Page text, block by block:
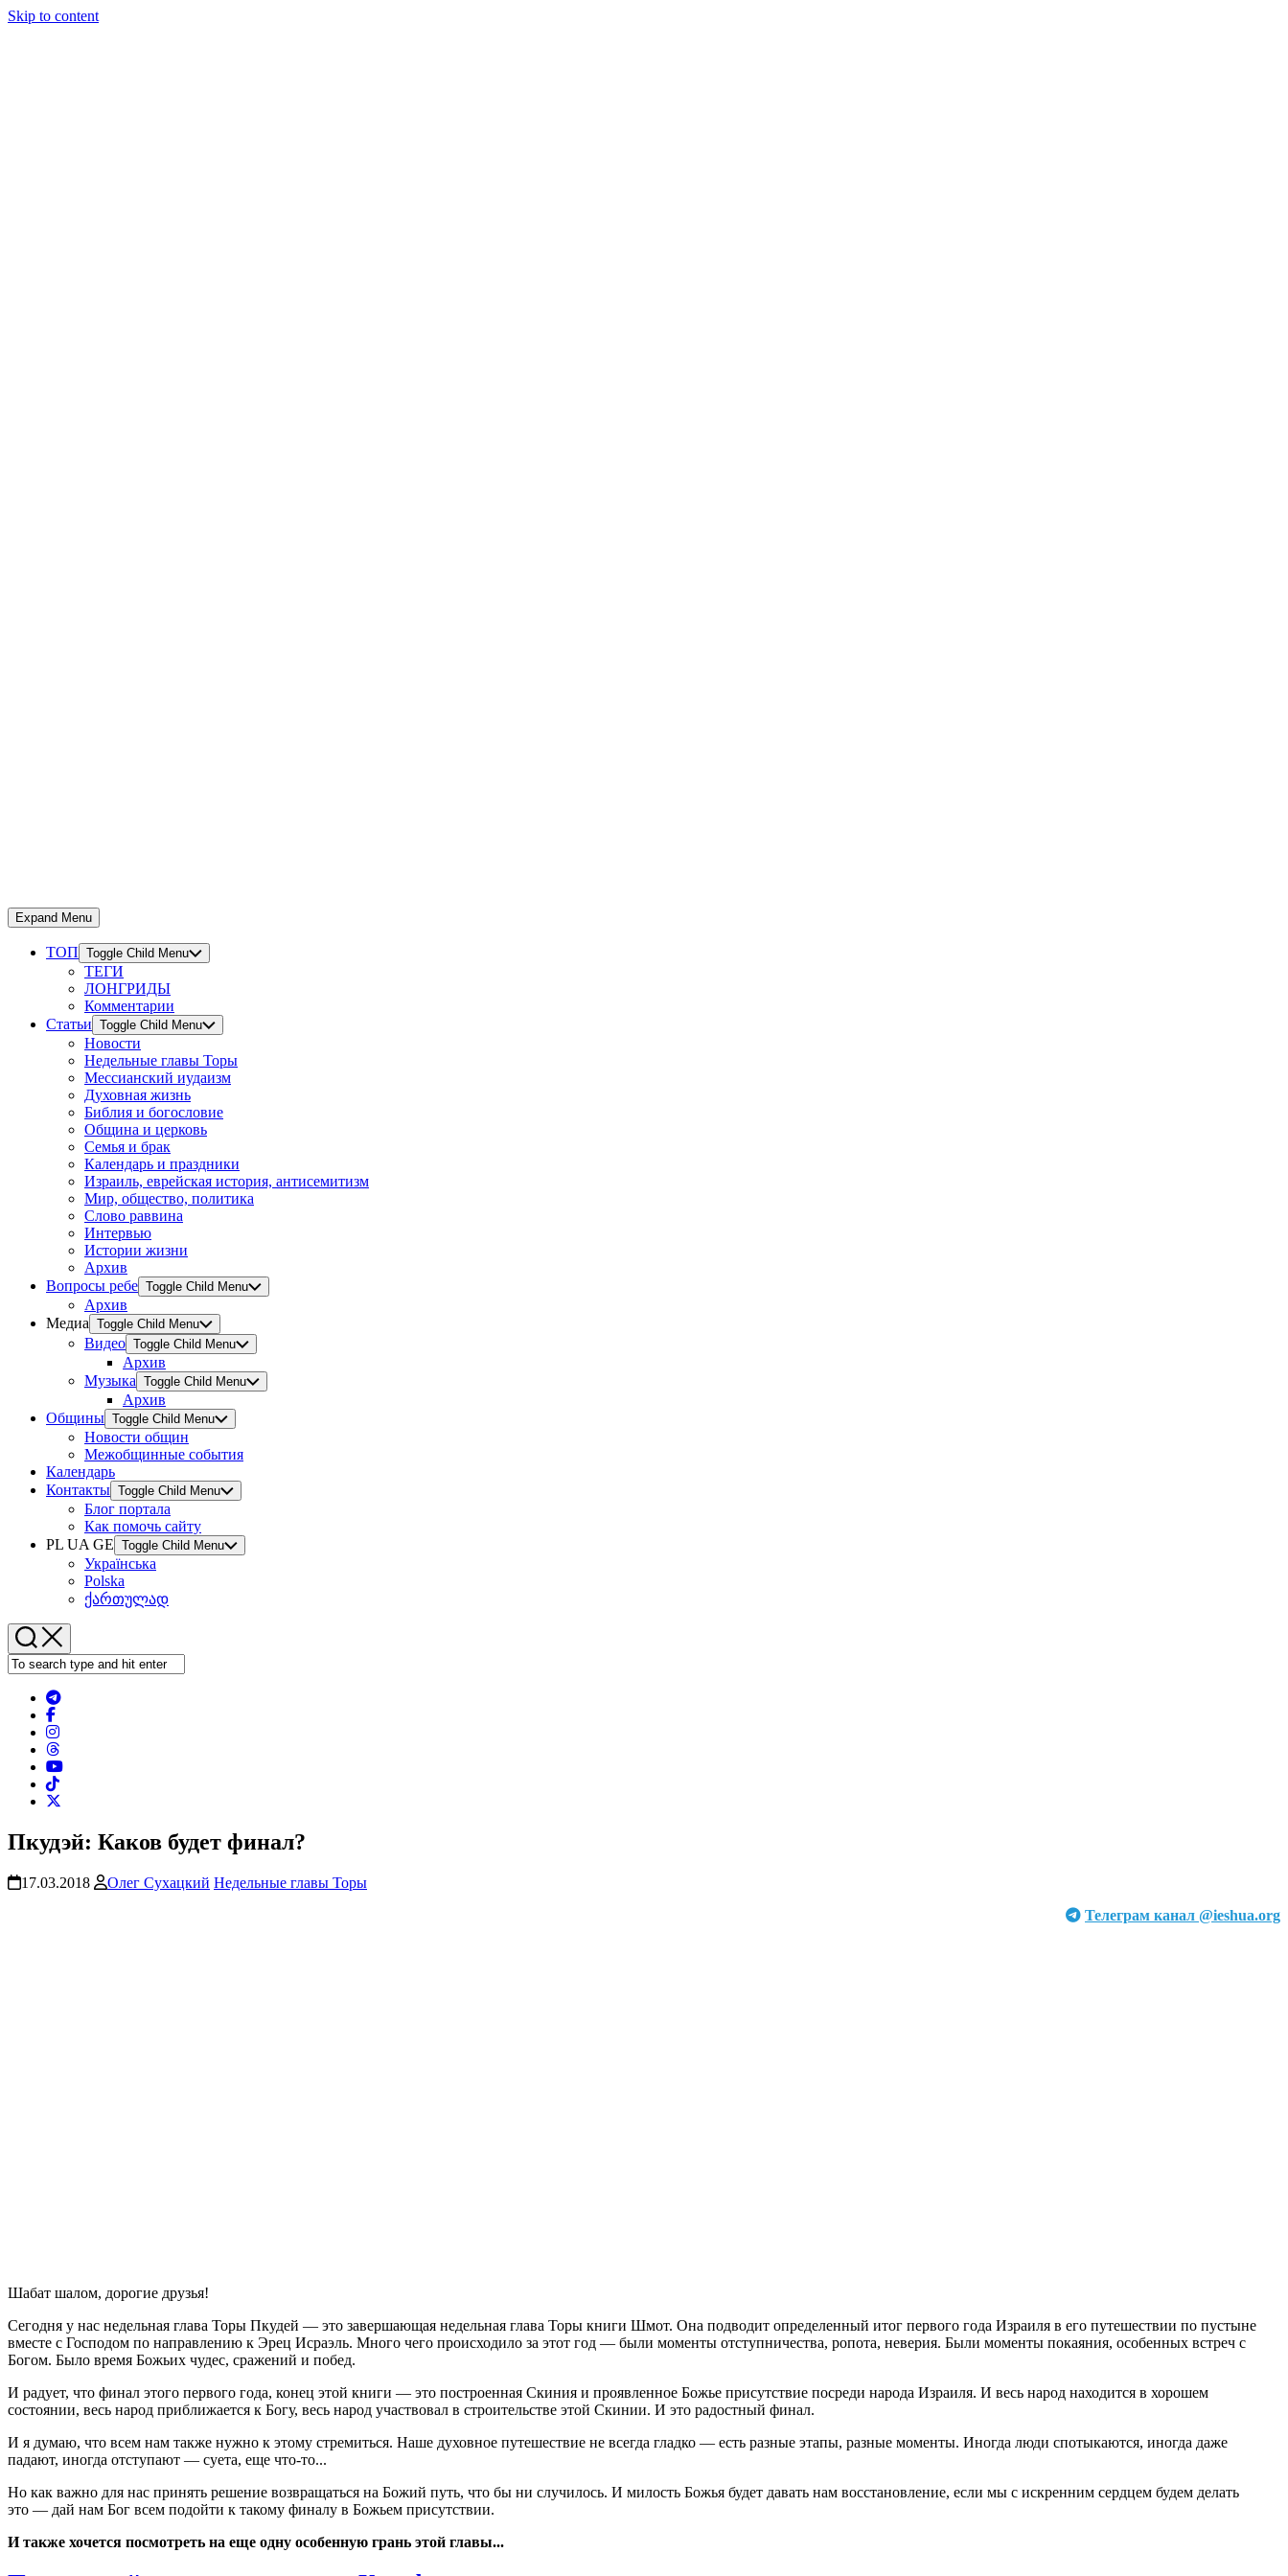
Skip to content
Expand Menu
ТОП Toggle Child Menu
ТЕГИ
ЛОНГРИДЫ
Комментарии
Статьи Toggle Child Menu
Новости
Недельные главы Торы
Мессианский иудаизм
Духовная жизнь
Библия и богословие
Община и церковь
Семья и брак
Календарь и праздники
Израиль, еврейская история, антисемитизм
Мир, общество, политика
Слово раввина
Интервью
Истории жизни
Архив
Вопросы ребе Toggle Child Menu
Архив
Медиа Toggle Child Menu
Видео Toggle Child Menu
Архив
Музыка Toggle Child Menu
Архив
Общины Toggle Child Menu
Новости общин
Межобщинные события
Календарь
Контакты Toggle Child Menu
Блог портала
Как помочь сайту
PL UA GE Toggle Child Menu
Українська
Polska
ქართულად
Пкудэй: Каков будет финал?
17.03.2018 Олег Сухацкий Недельные главы Торы
Телеграм канал @ieshua.org
Шабат шалом, дорогие друзья!
Сегодня у нас недельная глава Торы Пкудей — это завершающая недельная глава Торы книги Шмот. Она подводит определенный итог первого года Израиля в его путешествии по пустыне
вместе с Господом по направлению к Эрец Исраэль. Много чего происходило за этот год — были моменты отступничества, ропота, неверия. Были моменты покаяния, особенных встреч с
Богом. Было время Божьих чудес, сражений и побед.
И радует, что финал этого первого года, конец этой книги — это построенная Скиния и проявленное Божье присутствие посреди народа Израиля. И весь народ находится в хорошем
состоянии, весь народ приближается к Богу, весь народ участвовал в строительстве этой Скинии. И это радостный финал.
И я думаю, что всем нам также нужно к этому стремиться. Наше духовное путешествие не всегда гладко — есть разные этапы, разные моменты. Иногда люди спотыкаются, иногда даже
падают, иногда отступают — суета, еще что-то...
Но как важно для нас принять решение возвращаться на Божий путь, что бы ни случилось. И милость Божья будет давать нам восстановление, если мы с искренним сердцем будем делать
это — дай нам Бог всем подойти к такому финалу в Божьем присутствии.
И также хочется посмотреть на еще одну особенную грань этой главы...